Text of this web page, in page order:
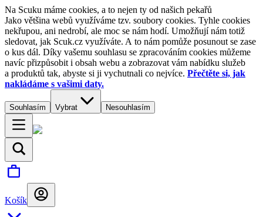
Na Scuku máme cookies, a to nejen ty od našich pekařů
Jako většina webů využíváme tzv. soubory cookies. Tyhle cookies
nekřupou, ani nedrobí, ale moc se nám hodí. Umožňují nám totiž
sledovat, jak Scuk.cz využíváte. A to nám pomůže posunout se zase
o kus dál. Díky vašemu souhlasu se zpracováním cookies můžeme
navíc přizpůsobit i obsah webu a zobrazovat vám nabídku služeb
a produktů tak, abyste si ji vychutnali co nejvíce. Přečtěte si, jak
nakládáme s vašimi daty.
Souhlasím Vybrat Nesouhlasím
Košík